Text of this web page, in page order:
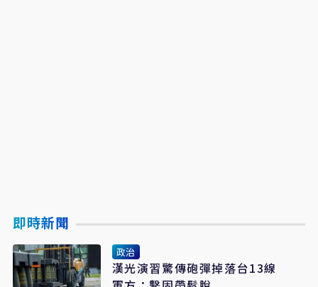
即時新聞
政治
漢光演習驚傳砲彈掉落台13線